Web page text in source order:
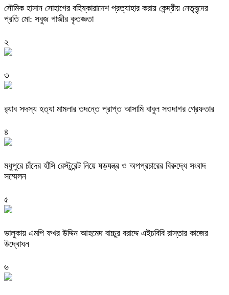
সৌমিক হাসান সোহাগের বহিষ্কারাদেশ প্রত্যাহার করায় কেন্দ্রীয় নেতৃবৃন্দের
প্রতি মো: সবুজ গাজীর কৃতজ্ঞতা
২
৩
র‌্যাব সদস্য হত্যা মামলার তদন্তে প্রাপ্ত আসামি বাবুল সওদাগর গ্রেফতার
৪
মধুপুরে চাঁদের হাঁসি রেস্টুরেন্ট নিয়ে ষড়যন্ত্র ও অপপ্রচারের বিরুদ্ধে সংবাদ
সম্মেলন
৫
ভালুকায় এমপি ফখর উদ্দিন আহমেদ বাচ্চুর বরাদ্দে এইচবিবি রাস্তার কাজের
উদ্বোধন
৬